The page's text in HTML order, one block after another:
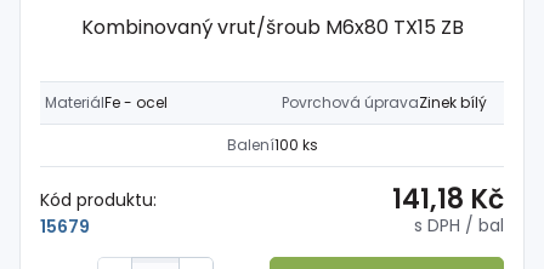
Kombinovaný vrut/šroub M6x80 TX15 ZB
MateriálFe - ocel Povrchová úpravaZinek bílý
Balení100 ks
Kód produktu:
15679
141,18 Kč
s DPH / bal